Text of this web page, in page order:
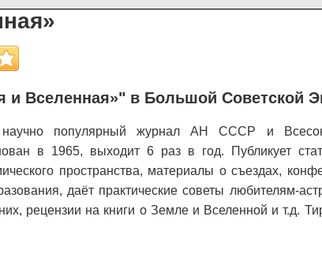
и Вселенная»" в Большой Советской
популярный журнал АН СССР и
в 1965, выходит 6 раз в год. Публикует
пространства, материалы о съездах,
даёт практические советы любителям-
рецензии на книги о Земле и Вселенной и т.д.